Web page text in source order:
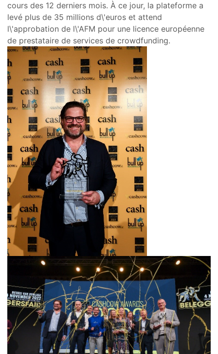
cours des 12 derniers mois. À ce jour, la plateforme a
levé plus de 35 millions d\'euros et attend
l\'approbation de l\'AFM pour une licence européenne
de prestataire de services de crowdfunding.